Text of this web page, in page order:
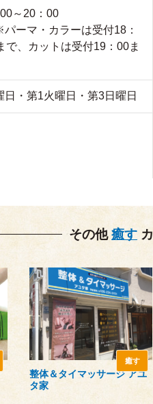
～20：00
パーマ・カラーは受付18：
で、カットは受付19：00ま
日・第1火曜日・第3日曜日
その他癒す
整体＆タイマッサージ アユ
タ家
癒す